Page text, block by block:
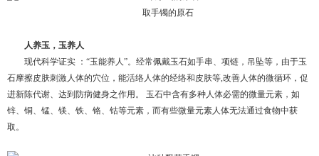
取手镯的原石
人养玉，玉养人
现代科学证实 ：“玉能养人”。经常佩戴玉石如手串、项链，吊坠等，由于玉
石摩擦皮肤刺激人体的穴位，能活络人体的经络和皮肤等,改善人体的微循环，促
进新陈代谢、达到防病健身之作用。
玉石中含有多种人体必需的微量元素，如
锌、铜、锰、镁、铁、铬、钴等元素，而有些微量元素人体无法通过食物中获
取。